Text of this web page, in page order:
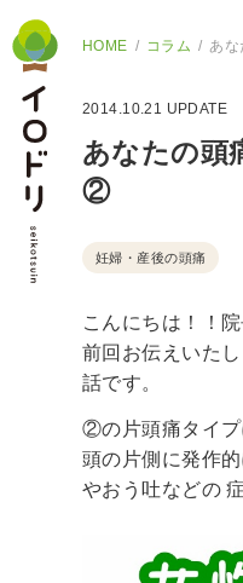
HOME コラム あな
2014.10.21 UPDATE
あなたの頭
②
妊婦・産後の頭痛
こんにちは！！
前回お伝えいた
話です。
②の片頭痛タイプ
頭の片側に発作
やおう吐などの